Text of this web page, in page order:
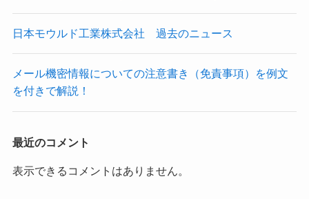
日本モウルド工業株式会社 過去のニュース
メール機密情報についての注意書き（免責事項）を例文
を付きで解説！
最近のコメント
表示できるコメントはありません。